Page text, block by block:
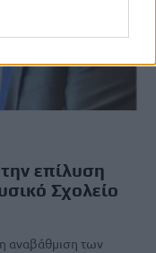
επίλυση
Σχολείο
η αναβάθμιση των